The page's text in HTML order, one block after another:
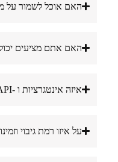
האם אוכל לשמור על
האם אתם מציעים
איזה אינטגרציות ו -API זמינים?
על איזו רמת גיבוי